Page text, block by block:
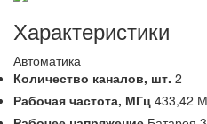
Характеристики
Автоматика
Количество каналов, шт. 2
Рабочая частота, МГц 433,42